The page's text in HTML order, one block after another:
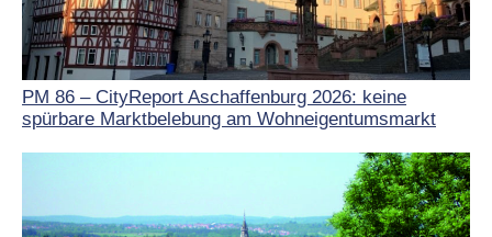
PM 86 – CityReport Aschaffenburg 2026: keine
spürbare Marktbelebung am Wohneigentumsmarkt